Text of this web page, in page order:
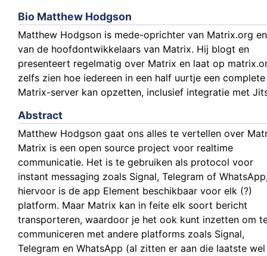
Bio Matthew Hodgson
Matthew Hodgson is mede-oprichter van Matrix.org
van de hoofdontwikkelaars van Matrix. Hij blogt en
presenteert regelmatig over Matrix en laat op
zelfs zien hoe iedereen in een half uurtje een complete
Matrix-server kan opzetten, inclusief integratie met
Abstract
Matthew Hodgson gaat ons alles te vertellen over
Matrix is een open source project voor realtime
communicatie. Het is te gebruiken als protocol voor
instant messaging zoals Signal, Telegram of
hiervoor is de app Element beschikbaar voor elk (?)
platform. Maar Matrix kan in feite elk soort bericht
transporteren, waardoor je het ook kunt inzetten om
communiceren met andere platforms zoals Signal,
Telegram en WhatsApp (al zitten er aan die laatste